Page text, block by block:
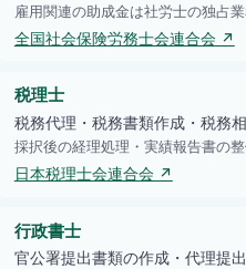
雇用関連の助成金は社労士の独占
全国社会保険労務士会連合会 ↗
税理士
税務代理・税務書類作成・税務
採択後の経理処理・実績報告書の
日本税理士会連合会 ↗
行政書士
官公署提出書類の作成・代理提